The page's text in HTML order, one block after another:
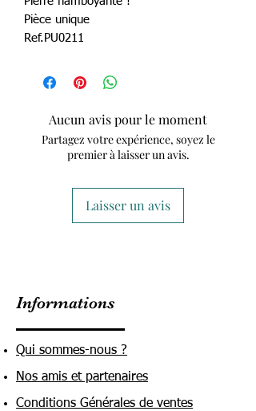
Pièce unique
Ref.PU0211
Aucun avis pour le moment
Partagez votre expérience, soyez le
premier à laisser un avis.
Laisser un avis
Informations
Qui sommes-nous ?
Nos amis et partenaires
Conditions Générales de ventes